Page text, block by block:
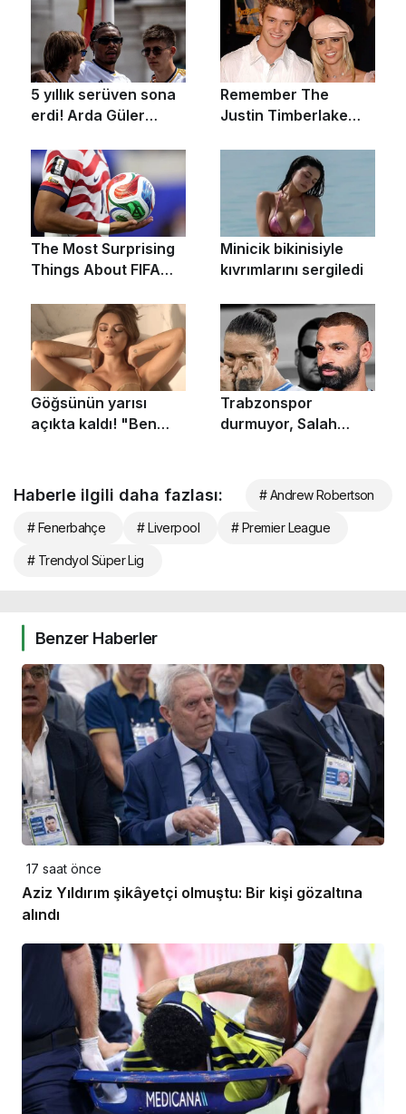
Haberle ilgili daha fazlası: # Andrew Robertson
# Fenerbahçe # Liverpool # Premier League
# Trendyol Süper Lig
Benzer Haberler
17 saat önce
Aziz Yıldırım şikâyetçi olmuştu: Bir kişi gözaltına
alındı